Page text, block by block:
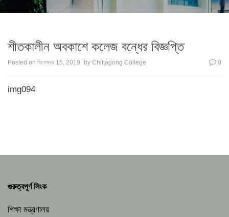
শীতকালীন অবকাশে কলেজ বন্ধের বিজ্ঞপ্তি
Posted on ডিসেম্বর 15, 2019 by Chittagong College 0
img094
গুরুত্বপূর্ণ লিংক
শিক্ষা মন্ত্রণালয়